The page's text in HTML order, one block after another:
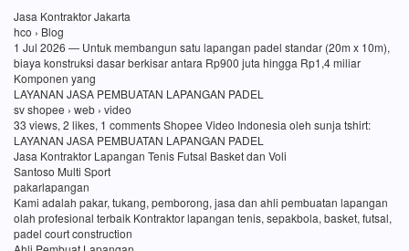
Jasa Kontraktor Jakarta
hco › Blog
1 Jul 2026 — Untuk membangun satu lapangan padel standar (20m x 10m),
biaya konstruksi dasar berkisar antara Rp900 juta hingga Rp1,4 miliar
Komponen yang
LAYANAN JASA PEMBUATAN LAPANGAN PADEL
sv shopee › web › video
33 views, 2 likes, 1 comments Shopee Video Indonesia oleh sunja tshirt:
LAYANAN JASA PEMBUATAN LAPANGAN PADEL
Jasa Kontraktor Lapangan Tenis Futsal Basket dan Voli
Santoso Multi Sport
pakarlapangan
Kami adalah pakar, tukang, pemborong, jasa dan ahli pembuatan lapangan
olah profesional terbaik Kontraktor lapangan tenis, sepakbola, basket, futsal,
padel court construction